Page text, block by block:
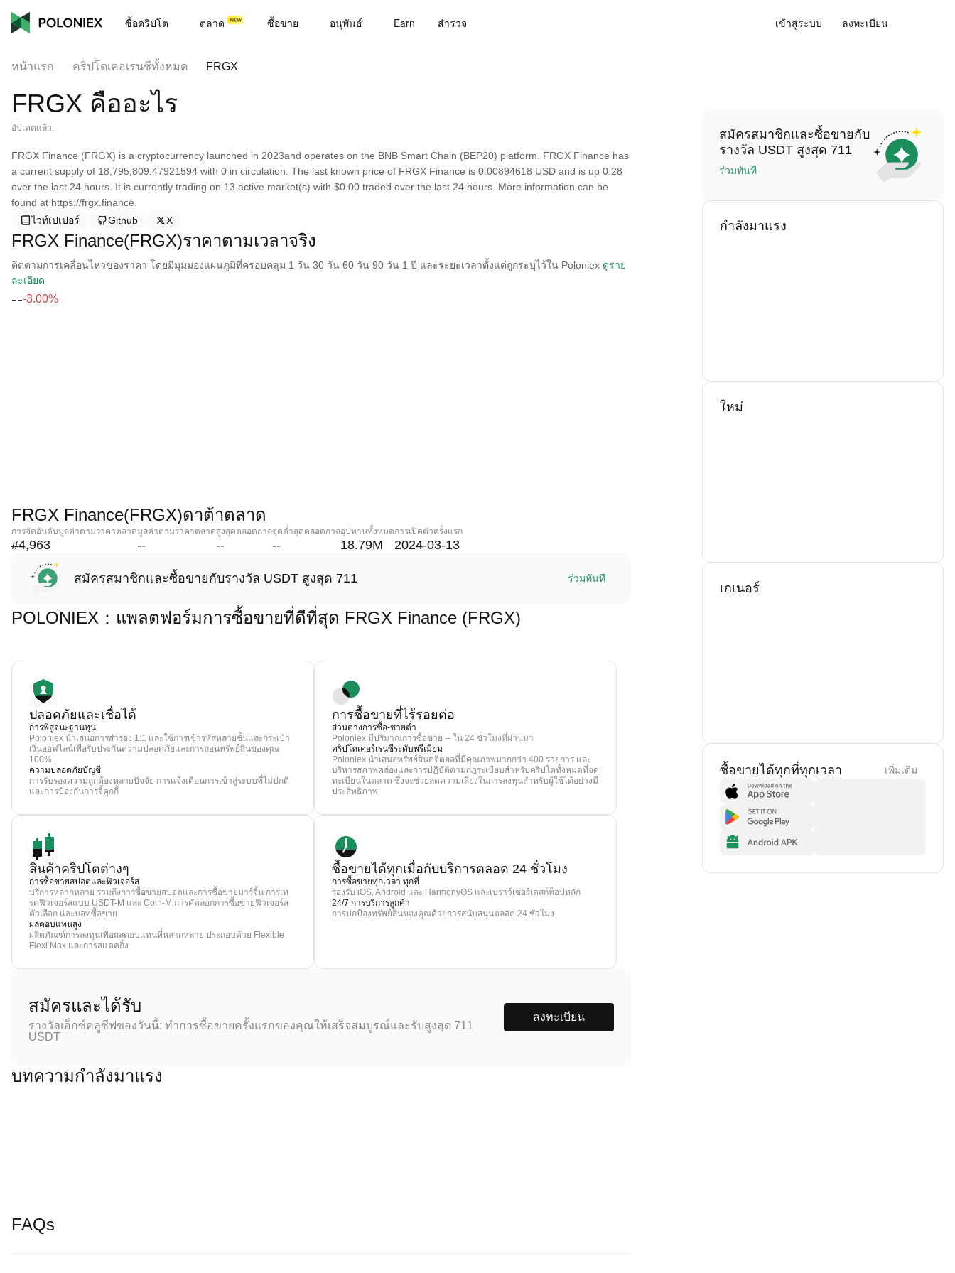
ซื้อคริปโต ตลาด ซื้อขาย อนุพันธ์ Earn สํารวจ เข้าสู่ระบบ ลงทะเบียน
หน้าแรก คริปโตเคอเรนซีทั้งหมด FRGX
FRGX คืออะไร
อัปเดตแล้ว:
FRGX Finance (FRGX) is a cryptocurrency launched in 2023and operates on the BNB Smart Chain (BEP20) platform. FRGX Finance has
a current supply of 18,795,809.47921594 with 0 in circulation. The last known price of FRGX Finance is 0.00894618 USD and is up 0.28
over the last 24 hours. It is currently trading on 13 active market(s) with $0.00 traded over the last 24 hours. More information can be
found at https://frgx.finance.
ไวท์เปเปอร์
Github X
FRGX Finance(FRGX)ราคาตามเวลาจริง
ติดตามการเคลื่อนไหวของราคา โดยมีมุมมองแผนภูมิที่ครอบคลุม 1 วัน 30 วัน 60 วัน 90 วัน 1 ปี และระยะเวลาตั้งแต่ถูกระบุไว้ใน Poloniex ดูราย
ละเอียด
---3.00%
FRGX Finance(FRGX)ดาต้าตลาด
การจัดอันดับมูลค่าตามราคาตลาด
#4,963
มูลค่าตามราคาตลาด
--
สูงสุดตลอดกาล
--
จุดต่ำสุดตลอดกาล
--
อุปทานทั้งหมด
18.79M
การเปิดตัวครั้งแรก
2024-03-13
สมัครสมาชิกและซื้อขายกับรางวัล USDT สูงสุด 711 ร่วมทันที
POLONIEX：แพลตฟอร์มการซื้อขายที่ดีที่สุด FRGX Finance (FRGX)
ปลอดภัยและเชื่อได้
การพิสูจนะฐานทุน
Poloniex นำเสนอการสำรอง 1:1 และใช้การเข้ารหัสหลายชั้นและกระเป๋า
เงินออฟไลน์เพื่อรับประกันความปลอดภัยและการถอนทรัพย์สินของคุณ
100%
ความปลอดภัยบัญชี
การรับรองความถูกต้องหลายปัจจัย การแจ้งเตือนการเข้าสู่ระบบที่ไม่ปกติ
และการป้องกันการจี้คุกกี้
การซื้อขายที่ไร้รอยต่อ
ส่วนต่างการซื้อ-ขายต่ำ
Poloniex มีปริมาณการซื้อขาย -- ใน 24 ชั่วโมงที่ผ่านมา
คริปโทเคอร์เรนซีระดับพรีเมียม
Poloniex นำเสนอทรัพย์สินดจิตอลที่มีคุณภาพมากกว่า 400 รายการ และ
บริหารสภาพคล่องและการปฏิบัติตามกฎระเบียบสำหรับคริปโตทั้งหมดที่จด
ทะเบียนในตลาด ซึ่งจะช่วยลดความเสี่ยงในการลงทุนสำหรับผู้ใช้ได้อย่างมี
ประสิทธิภาพ
สินค้าคริปโตต่างๆ
การซื้อขายสปอตและฟิวเจอร์ส
บริการหลากหลาย รวมถึงการซื้อขายสปอตและการซื้อขายมาร์จิ้น การเท
รดฟิวเจอร์สแบบ USDT-M และ Coin-M การคัดลอกการซื้อขายฟิวเจอร์ส
ตัวเลือก และบอทซื้อขาย
ผลตอบแทนสูง
ผลิตภัณฑ์การลงทุนเพื่อผลตอบแทนที่หลากหลาย ประกอบด้วย Flexible
Flexi Max และการสแตคกิ้ง
ซื้อขายได้ทุกเมื่อกับบริการตลอด 24 ชั่วโมง
การซื้อขายทุกเวลา ทุกที่
รองรับ iOS, Android และ HarmonyOS และเบราว์เซอร์เดสก์ท็อปหลัก
24/7 การบริการลูกค้า
การปกป้องทรัพย์สินของคุณด้วยการสนับสนุนตลอด 24 ชั่วโมง
สมัครและได้รับ
รางวัลเอ็กซ์คลูซีฟของวันนี้: ทำการซื้อขายครั้งแรกของคุณให้เสร็จสมบูรณ์และรับสูงสุด 711
USDT
ลงทะเบียน
บทความกำลังมาแรง
FAQs
สมัครสมาชิกและซื้อขายกับ
รางวัล USDT สูงสุด 711
ร่วมทันที
กำลังมาแรง
ใหม่
เกเนอร์
ซื้อขายได้ทุกที่ทุกเวลา เพิ่มเดิม